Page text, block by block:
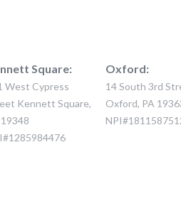
Square:
West Cypress
Kennett Square,
19348
Oxford:
14 South 3rd
Oxford, PA